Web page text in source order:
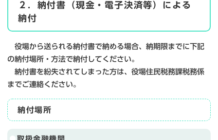
２．納付書（現金・電子決済等）による
納付
役場から送られる納付書で納める場合、納期限までに下記
の納付場所・方法で納付してください。
納付書を紛失されてしまった方は、役場住民税務課税務係
までご連絡ください。
納付場所